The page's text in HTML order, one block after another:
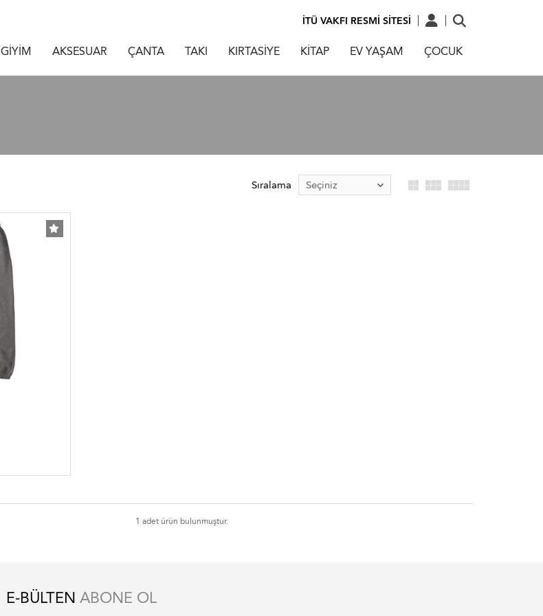
İTÜ VAKFI RESMİ SİTESİ
GİYİM AKSESUAR ÇANTA TAKI KIRTASİYE KİTAP EV YAŞAM ÇOCUK
Sıralama
1 adet ürün bulunmuştur.
E-BÜLTEN ABONE OL